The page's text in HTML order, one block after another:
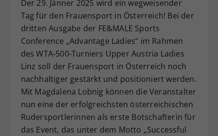
Der 29. Jänner 2025 wird ein wegweisender
Tag für den Frauensport in Österreich! Bei der
dritten Ausgabe der FE&MALE Sports
Conference „Advantage Ladies“ im Rahmen
des WTA-500-Turniers Upper Austria Ladies
Linz soll der Frauensport in Österreich noch
nachhaltiger gestärkt und positioniert werden.
Mit Magdalena Lobnig können die Veranstalter
nun eine der erfolgreichsten österreichischen
Rudersportlerinnen als erste Botschafterin für
das Event, das unter dem Motto „Successful
Zweck
Dieser Wert speichert Ihre Consent-
Einstellungen. Unter anderem eine
zufällig generierte ID, für die
historische Speicherung Ihrer
vorgenommen Einstellungen, falls der
Webseiten-Betreiber dies eingestellt
hat.